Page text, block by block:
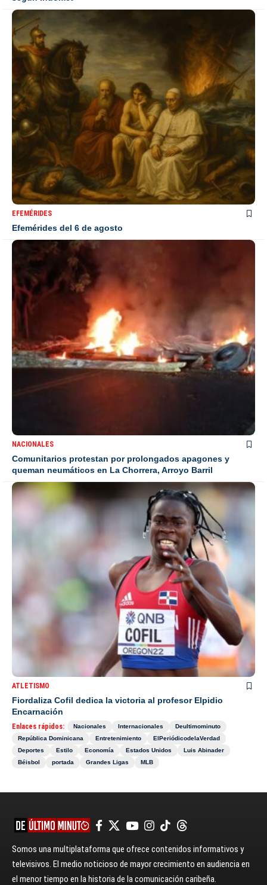
EFEMÉRIDES
Efemérides del 6 de agosto
NACIONALES
Comunitarios protestan por prolongados apagones y
queman neumáticos en La Chorrera, Arroyo Barril
ATLETISMO
Fiordaliza Cofil dedica la victoria al profesor Elpidio
Encarnación
Enlaces rápidos: Nacionales Internacionales
Deultimominuto
República Dominicana
Entretenimiento
ElPeriódicodelaVerdad
Deportes
Estilo Economía Estados Unidos
Luis Abinader
Béisbol
portada Grandes Ligas MLB
Somos una multiplataforma que ofrece contenidos informativos y
televisivos. El medio noticioso de mayor crecimiento en audiencia en
el menor tiempo en la historia de la comunicación caribeña.